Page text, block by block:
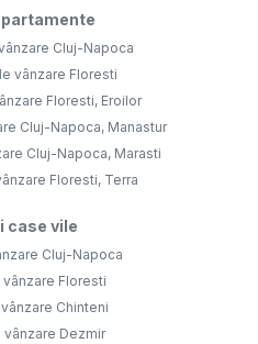
Cluj-Napoca
vânzare Floresti
Floresti, Eroilor
Cluj-Napoca, Manastur
Cluj-Napoca, Marasti
Floresti, Terra
case vile
Cluj-Napoca
Floresti
Chinteni
Dezmir